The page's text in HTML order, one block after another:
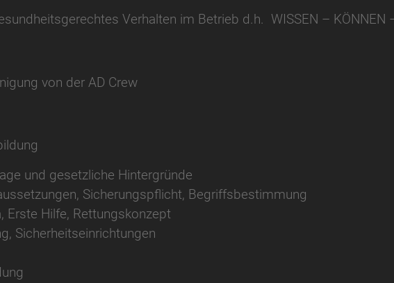
Verhalten im Betrieb d.h. WISSEN – KÖNNEN
von der AD Crew
und gesetzliche Hintergründe
Sicherungspflicht, Begriffsbestimmung
Erste Hilfe, Rettungskonzept
Sicherheitseinrichtungen